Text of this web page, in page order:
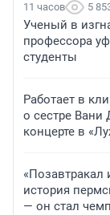
11 часов 5
Ученый в
профессора
студенты
Работает в
о сестре Вани
концерте в
история
— он стал